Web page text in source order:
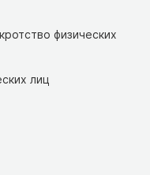
физических
лиц